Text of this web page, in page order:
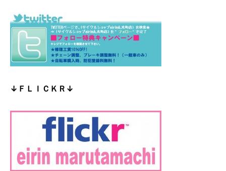
↓ＦＬＩＣＫＲ↓